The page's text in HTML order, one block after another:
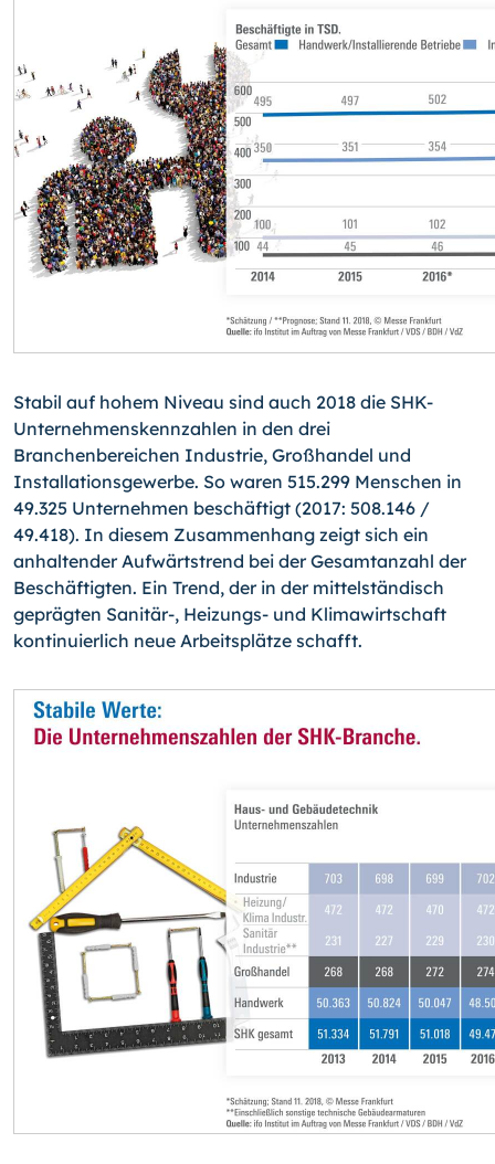
Stabil auf hohem Niveau sind auch 2018 die SHK-
Unternehmenskennzahlen in den drei
Branchenbereichen Industrie, Großhandel und
Installationsgewerbe. So waren 515.299 Menschen in
49.325 Unternehmen beschäftigt (2017: 508.146 /
49.418). In diesem Zusammenhang zeigt sich ein
anhaltender Aufwärtstrend bei der Gesamtanzahl der
Beschäftigten. Ein Trend, der in der mittelständisch
geprägten Sanitär-, Heizungs- und Klimawirtschaft
kontinuierlich neue Arbeitsplätze schafft.